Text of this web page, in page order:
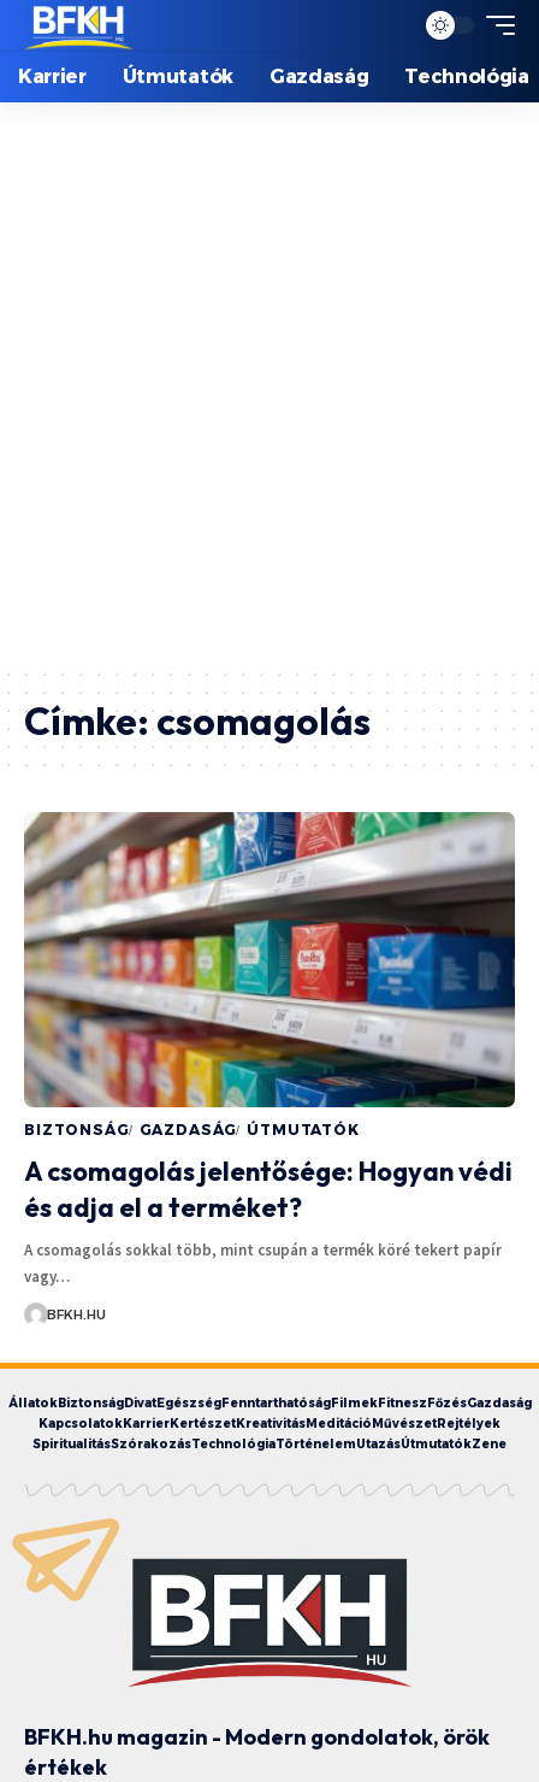
Karrier Útmutatók Gazdaság Technológia
Címke:csomagolás
BIZTONSÁG GAZDASÁG ÚTMUTATÓK
A csomagolás jelentősége: Hogyan védi
és adja el a terméket?
A csomagolás sokkal több, mint csupán a termék köré tekert papír
vagy…
BFKH.HU
ÁllatokBiztonságDivatEgészségFenntarthatóságFilmekFitneszFőzésGazdaság
KapcsolatokKarrierKertészetKreativitásMeditációMűvészetRejtélyek
SpiritualitásSzórakozásTechnológiaTörténelemUtazásÚtmutatókZene
BFKH.hu magazin - Modern gondolatok, örök
értékek